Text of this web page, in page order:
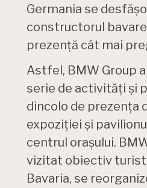
Germania se
constructorul
prezență cât mai
Astfel, BMW Group
serie de activităţi şi
dincolo de prezenţa
expoziţiei şi
centrul oraşului.
vizitat obiectiv
Bavaria, se